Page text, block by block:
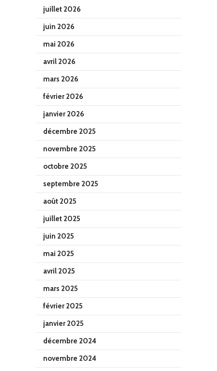
juillet 2026
juin 2026
mai 2026
avril 2026
mars 2026
février 2026
janvier 2026
décembre 2025
novembre 2025
octobre 2025
septembre 2025
août 2025
juillet 2025
juin 2025
mai 2025
avril 2025
mars 2025
février 2025
janvier 2025
décembre 2024
novembre 2024